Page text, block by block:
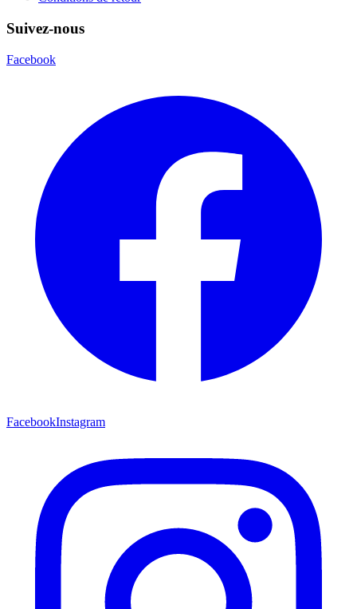
Suivez-nous
Facebook
FacebookInstagram